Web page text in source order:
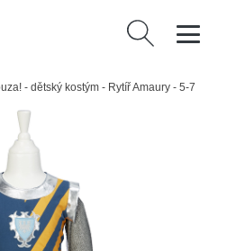
Vyhledávání
- dětský kostým - Rytíř Amaury - 5-7